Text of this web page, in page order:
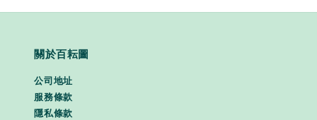
關於百耘圖
公司地址
服務條款
隱私條款